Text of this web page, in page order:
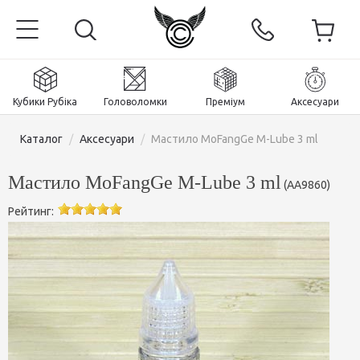
Кубики Рубіка Головоломки Преміум Аксесуари
Каталог / Аксесуари / Мастило MoFangGe M-Lube 3 ml
Мастило MoFangGe M-Lube 3 ml (AA9860)
Рейтинг:
Головна
Кубики Рубіка
Кубики 2x2x2
Кубики Рубіка 3х3х3
Головоломки
Пірамінкси (тетраедри)
Аксесуари